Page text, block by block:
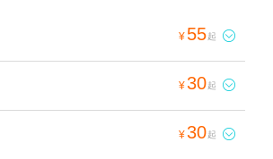
¥ 55起 
¥30起 
¥30起 